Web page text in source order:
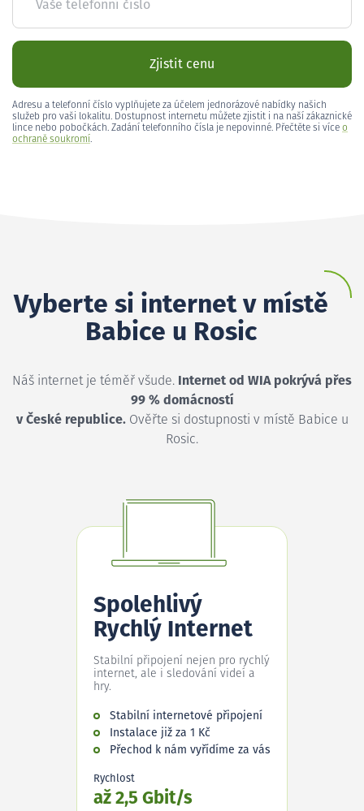
Vaše telefonní číslo
Zjistit cenu
Adresu a telefonní číslo vyplňujete za účelem jednorázové nabídky našich
služeb pro vaši lokalitu. Dostupnost internetu můžete zjistit i na naší zákaznické
lince nebo pobočkách. Zadání telefonního čísla je nepovinné. Přečtěte si více o
ochraně soukromí.
Vyberte si internet v místě
Babice u Rosic
Náš internet je téměř všude. Internet od WIA pokrývá přes
99 % domácností
v České republice.Ověřte si dostupnosti v místě Babice u
Rosic.
Spolehlivý
Rychlý Internet
Stabilní připojení nejen pro rychlý
internet, ale i sledování videí a
hry.
Stabilní internetové připojení
Instalace již za 1 Kč
Přechod k nám vyřídíme za vás
Rychlost
až 2,5 Gbit/s